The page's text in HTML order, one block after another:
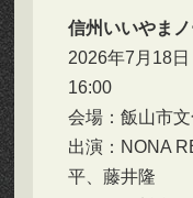
信州いいやま
2026年7月18
16:00
会場：飯山市
出演：NONA
平、藤井隆